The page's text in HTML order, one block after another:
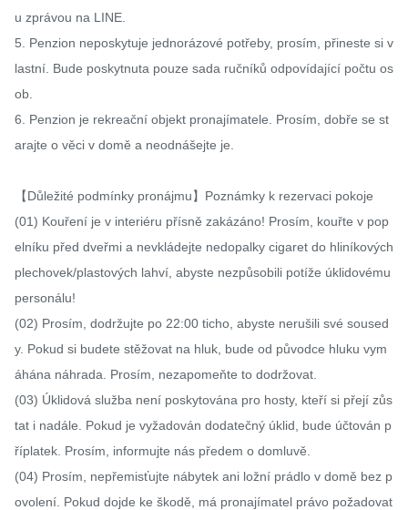
u zprávou na LINE.
5. Penzion neposkytuje jednorázové potřeby, prosím, přineste si v
lastní. Bude poskytnuta pouze sada ručníků odpovídající počtu os
ob.
6. Penzion je rekreační objekt pronajímatele. Prosím, dobře se st
arajte o věci v domě a neodnášejte je.
【Důležité podmínky pronájmu】Poznámky k rezervaci pokoje
(01) Kouření je v interiéru přísně zakázáno! Prosím, kouřte v pop
elníku před dveřmi a nevkládejte nedopalky cigaret do hliníkových
plechovek/plastových lahví, abyste nezpůsobili potíže úklidovému
personálu!
(02) Prosím, dodržujte po 22:00 ticho, abyste nerušili své soused
y. Pokud si budete stěžovat na hluk, bude od původce hluku vym
áhána náhrada. Prosím, nezapomeňte to dodržovat.
(03) Úklidová služba není poskytována pro hosty, kteří si přejí zůs
tat i nadále. Pokud je vyžadován dodatečný úklid, bude účtován p
říplatek. Prosím, informujte nás předem o domluvě.
(04) Prosím, nepřemisťujte nábytek ani ložní prádlo v domě bez p
ovolení. Pokud dojde ke škodě, má pronajímatel právo požadovat